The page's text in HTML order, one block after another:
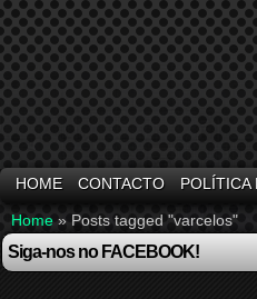
HOME CONTACTO POLÍTICA
Home » Posts tagged "varcelos"
Siga-nos no FACEBOOK!